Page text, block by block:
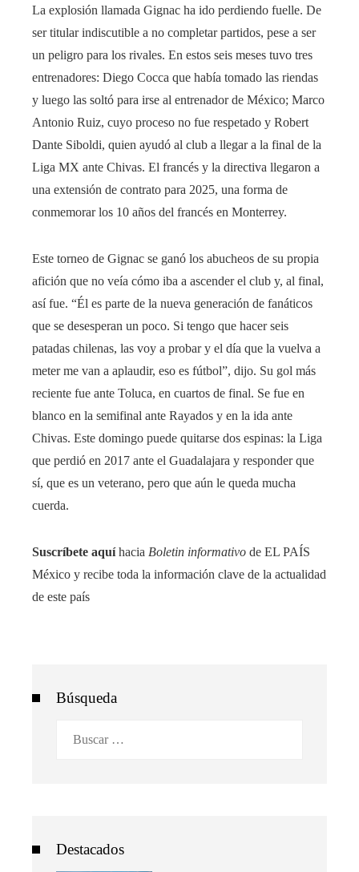
La explosión llamada Gignac ha ido perdiendo fuelle. De
ser titular indiscutible a no completar partidos, pese a ser
un peligro para los rivales. En estos seis meses tuvo tres
entrenadores: Diego Cocca que había tomado las riendas
y luego las soltó para irse al entrenador de México; Marco
Antonio Ruiz, cuyo proceso no fue respetado y Robert
Dante Siboldi, quien ayudó al club a llegar a la final de la
Liga MX ante Chivas. El francés y la directiva llegaron a
una extensión de contrato para 2025, una forma de
conmemorar los 10 años del francés en Monterrey.
Este torneo de Gignac se ganó los abucheos de su propia
afición que no veía cómo iba a ascender el club y, al final,
así fue. “Él es parte de la nueva generación de fanáticos
que se desesperan un poco. Si tengo que hacer seis
patadas chilenas, las voy a probar y el día que la vuelva a
meter me van a aplaudir, eso es fútbol”, dijo. Su gol más
reciente fue ante Toluca, en cuartos de final. Se fue en
blanco en la semifinal ante Rayados y en la ida ante
Chivas. Este domingo puede quitarse dos espinas: la Liga
que perdió en 2017 ante el Guadalajara y responder que
sí, que es un veterano, pero que aún le queda mucha
cuerda.
Suscríbete aquí hacia Boletin informativo de EL PAÍS
México y recibe toda la información clave de la actualidad
de este país
Búsqueda
Destacados